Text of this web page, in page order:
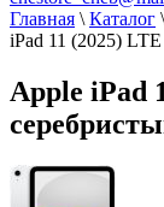
Главная \ Каталог \
iPad 11 (2025)
Apple iPad